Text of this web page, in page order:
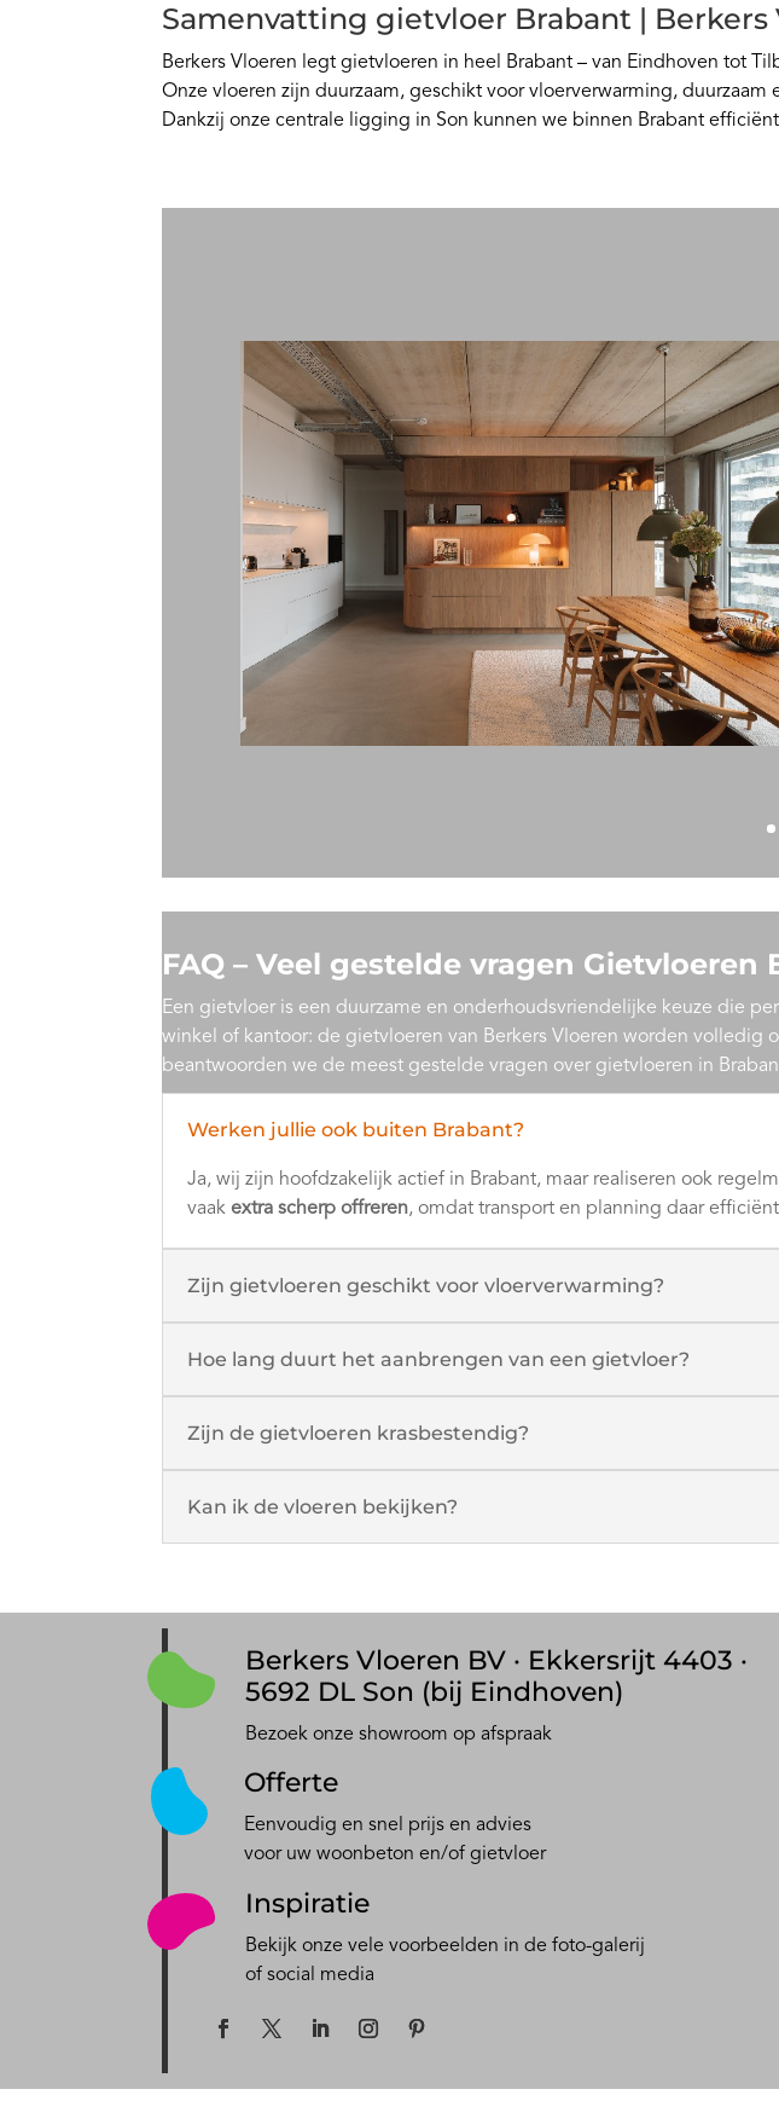
Samenvatting gietvloer Brabant | Berkers
Berkers Vloeren legt gietvloeren in heel Brabant – van Eindhoven tot
Onze vloeren zijn duurzaam, geschikt voor vloerverwarming, duurzaam
Dankzij onze centrale ligging in Son kunnen we binnen Brabant
FAQ – Veel gestelde vragen Gietvloeren
Een gietvloer is een duurzame en onderhoudsvriendelijke keuze die
winkel of kantoor: de gietvloeren van Berkers Vloeren worden volledig
beantwoorden we de meest gestelde vragen over gietvloeren in
Werken jullie ook buiten Brabant?
Ja, wij zijn hoofdzakelijk actief in Brabant, maar realiseren ook
vaakextra scherp offreren, omdat transport en planning daar
Zijn gietvloeren geschikt voor vloerverwarming?
Hoe lang duurt het aanbrengen van een gietvloer?
Zijn de gietvloeren krasbestendig?
Kan ik de vloeren bekijken?
Berkers Vloeren BV · Ekkersrijt 4403 ·
5692 DL Son (bij Eindhoven)
Bezoek onze showroom op afspraak
Offerte
Eenvoudig en snel prijs en advies
voor uw woonbeton en/of gietvloer
Inspiratie
Bekijk onze vele voorbeelden in de foto-galerij
of social media